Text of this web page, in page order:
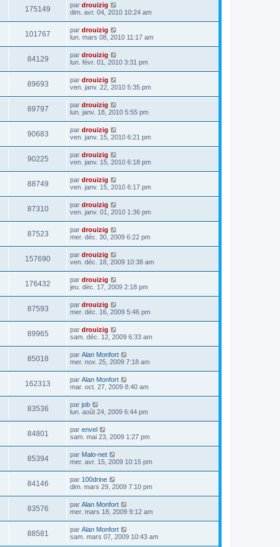
175149 par drouizig
dim. avr. 04, 2010 10:24 am
101767 par drouizig
lun. mars 08, 2010 11:17 am
84129 par drouizig
lun. févr. 01, 2010 3:31 pm
89693 par drouizig
ven. janv. 22, 2010 5:35 pm
89797 par drouizig
lun. janv. 18, 2010 5:55 pm
90683 par drouizig
ven. janv. 15, 2010 6:21 pm
90225 par drouizig
ven. janv. 15, 2010 6:18 pm
88749 par drouizig
ven. janv. 15, 2010 6:17 pm
87310 par drouizig
ven. janv. 01, 2010 1:36 pm
87523 par drouizig
mer. déc. 30, 2009 6:22 pm
157690 par drouizig
ven. déc. 18, 2009 10:38 am
176432 par drouizig
jeu. déc. 17, 2009 2:18 pm
87593 par drouizig
mer. déc. 16, 2009 5:46 pm
89965 par drouizig
sam. déc. 12, 2009 6:33 am
85018 par Alan Monfort
mer. nov. 25, 2009 7:18 am
162313 par Alan Monfort
mar. oct. 27, 2009 8:40 am
83536 par job
lun. août 24, 2009 6:44 pm
84801 par envel
sam. mai 23, 2009 1:27 pm
85394 par Malo-net
mer. avr. 15, 2009 10:15 pm
84146 par 100drine
dim. mars 29, 2009 7:10 pm
83576 par Alan Monfort
mer. mars 18, 2009 9:12 am
88581 par Alan Monfort
sam. mars 07, 2009 10:43 am